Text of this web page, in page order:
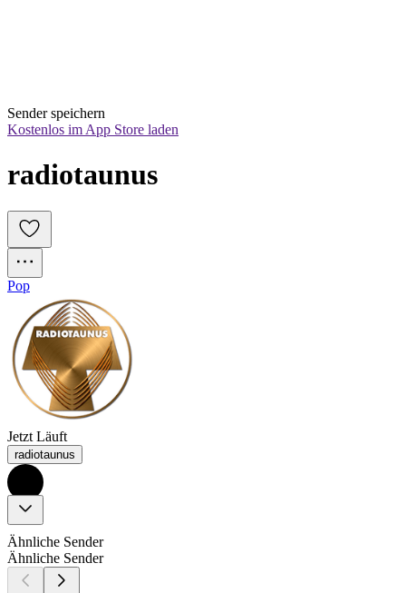
Sender speichern
Kostenlos im App Store laden
radiotaunus
Pop
Jetzt Läuft
radiotaunus
Ähnliche Sender
Ähnliche Sender